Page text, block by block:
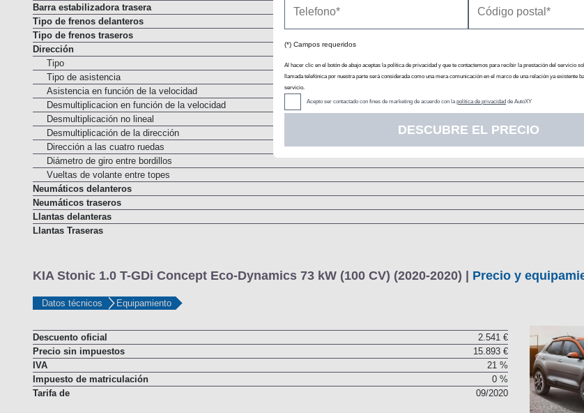
(*) Campos requeridos
Al hacer clic en el botón de abajo aceptas la política de privacidad y que te contactemos para recibir la prestación del servicio
llamada telefónica por nuestra parte será considerada como una mera comunicación en el marco de una relación ya existente
servicio.
Acepto ser contactado con fines de marketing de acuerdo con la política de privacidad de AutoXY
DESCUBRE EL PRECIO
Barra estabilizadora trasera
Tipo de frenos delanteros
Tipo de frenos traseros
Dirección
Tipo
Tipo de asistencia
Asistencia en función de la velocidad
Desmultiplicacion en función de la velocidad
Desmultiplicación no lineal
Desmultiplicación de la dirección
Dirección a las cuatro ruedas
Diámetro de giro entre bordillos
Vueltas de volante entre topes
Neumáticos delanteros
Neumáticos traseros
Llantas delanteras
Llantas Traseras
KIA Stonic 1.0 T-GDi Concept Eco-Dynamics 73 kW (100 CV) (2020-2020) | Precio y
Datos técnicos Equipamiento
Descuento oficial
2.541 €
Precio sin impuestos
15.893 €
IVA
21 %
Impuesto de matriculación
0 %
Tarifa de
09/2020